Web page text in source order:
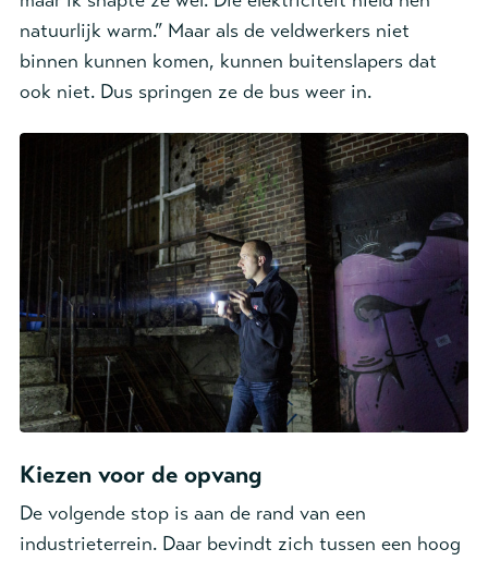
natuurlijk warm.” Maar als de veldwerkers niet
binnen kunnen komen, kunnen buitenslapers dat
ook niet. Dus springen ze de bus weer in.
Kiezen voor de opvang
De volgende stop is aan de rand van een
industrieterrein. Daar bevindt zich tussen een hoog